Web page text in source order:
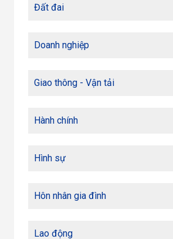
Đất đai
Doanh nghiệp
Giao thông - Vận tải
Hành chính
Hình sự
Hôn nhân gia đình
Lao động